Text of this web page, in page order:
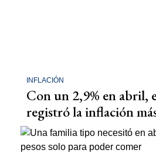
INFLACIÓN
Con un 2,9% en abril,
registró la inflación